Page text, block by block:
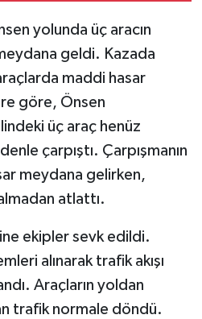
yolunda üç aracın
geldi. Kazada
maddi hasar
göre, Önsen
üç araç henüz
çarpıştı. Çarpışmanın
meydana gelirken,
atlattı.
ekipler sevk edildi.
alınarak trafik akışı
Araçların yoldan
trafik normale döndü.